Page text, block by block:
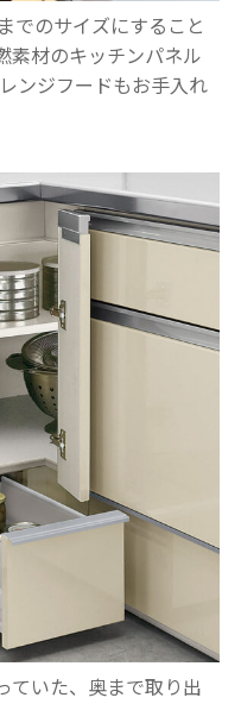
でのサイズにすること
素材のキッチンパネル
レンジフードもお手入れ
ていた、奥まで取り出